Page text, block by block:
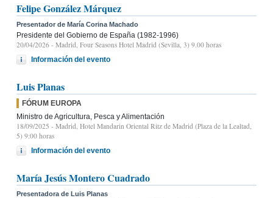
Felipe González Márquez
Presentador de María Corina Machado
Presidente del Gobierno de España (1982-1996)
20/04/2026 - Madrid, Four Seasons Hotel Madrid (Sevilla, 3) 9.00 horas
Información del evento
Luis Planas
FÓRUM EUROPA
Ministro de Agricultura, Pesca y Alimentación
18/09/2025 - Madrid, Hotel Mandarin Oriental Ritz de Madrid (Plaza de la Lealtad,
5) 9:00 horas
Información del evento
María Jesús Montero Cuadrado
Presentadora de Luis Planas